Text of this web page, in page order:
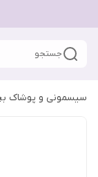
جستجو
سیسمونی و پوشاک